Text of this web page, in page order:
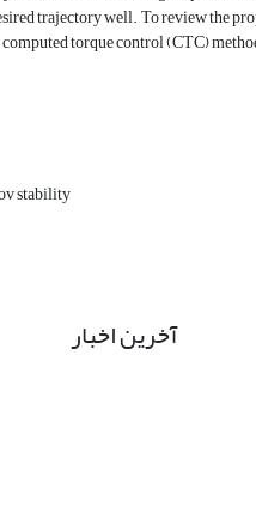
trajectory well. To review the
torque control (CTC)
stability
آخرین اخبار